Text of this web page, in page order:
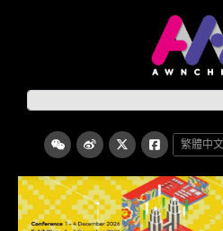
繁體中文